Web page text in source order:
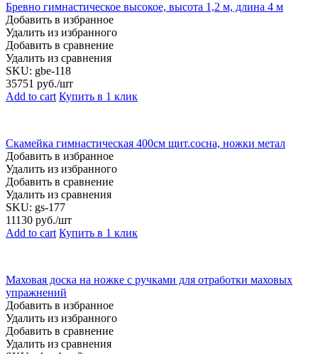
Бревно гимнастическое высокое, высота 1,2 м, длина 4 м
Добавить в избранное
Удалить из избранного
Добавить в сравнение
Удалить из сравнения
SKU: gbe-118
35751 руб./шт
Add to cart Купить в 1 клик
Скамейка гимнастическая 400см щит.сосна, ножки метал
Добавить в избранное
Удалить из избранного
Добавить в сравнение
Удалить из сравнения
SKU: gs-177
11130 руб./шт
Add to cart Купить в 1 клик
Маховая доска на ножке с ручками для отработки маховых
упражнений
Добавить в избранное
Удалить из избранного
Добавить в сравнение
Удалить из сравнения